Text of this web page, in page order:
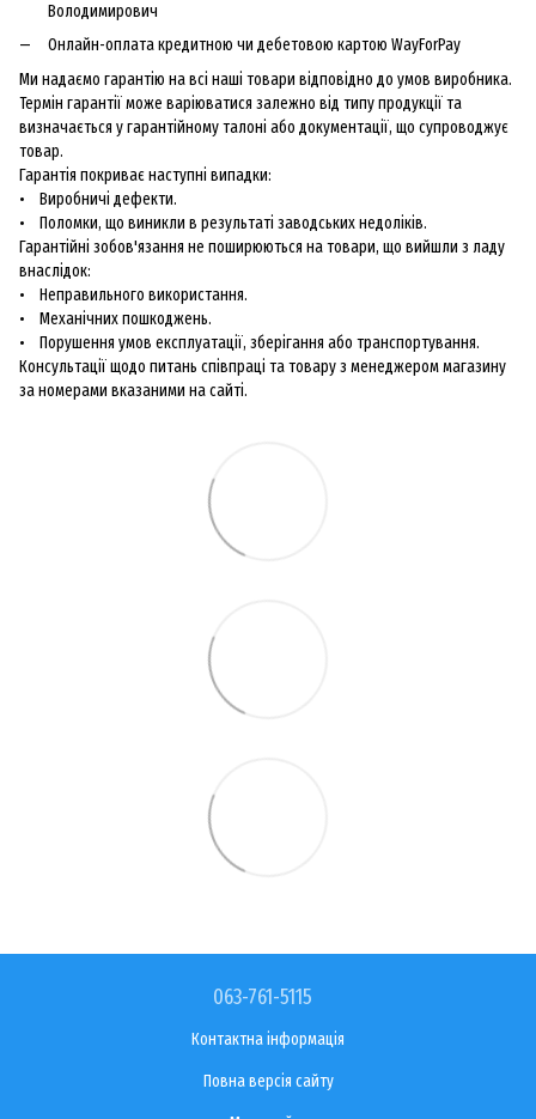
Володимирович
Онлайн-оплата кредитною чи дебетовою картою WayForPay
Ми надаємо гарантію на всі наші товари відповідно до умов виробника.
Термін гарантії може варіюватися залежно від типу продукції та
визначається у гарантійному талоні або документації, що супроводжує
товар.
Гарантія покриває наступні випадки:
• Виробничі дефекти.
• Поломки, що виникли в результаті заводських недоліків.
Гарантійні зобов'язання не поширюються на товари, що вийшли з ладу
внаслідок:
• Неправильного використання.
• Механічних пошкоджень.
• Порушення умов експлуатації, зберігання або транспортування.
Консультації щодо питань співпраці та товару з менеджером магазину
за номерами вказаними на сайті.
063-761-5115
Контактна інформація
Повна версія сайту